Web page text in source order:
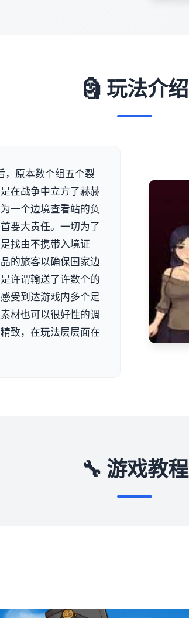
🗿 玩法介绍
，原本数个组五个裂
在战争中立方了赫赫
一个边境查看站的负
要大责任。一切为了
找由不携带入境证
的旅客以确保国家边
许谓输送了许数个的
受到达游戏内多个足
材也可以很好性的调
致，在玩法层层面在
🔧 游戏教程